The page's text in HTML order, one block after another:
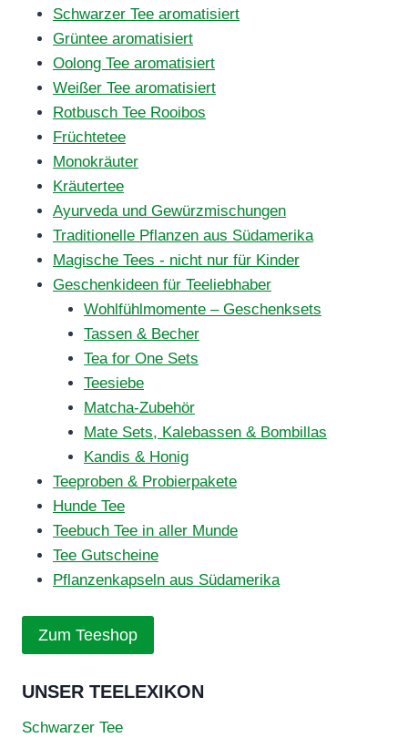
Schwarzer Tee aromatisiert
Grüntee aromatisiert
Oolong Tee aromatisiert
Weißer Tee aromatisiert
Rotbusch Tee Rooibos
Früchtetee
Monokräuter
Kräutertee
Ayurveda und Gewürzmischungen
Traditionelle Pflanzen aus Südamerika
Magische Tees - nicht nur für Kinder
Geschenkideen für Teeliebhaber
Wohlfühlmomente – Geschenksets
Tassen & Becher
Tea for One Sets
Teesiebe
Matcha-Zubehör
Mate Sets, Kalebassen & Bombillas
Kandis & Honig
Teeproben & Probierpakete
Hunde Tee
Teebuch Tee in aller Munde
Tee Gutscheine
Pflanzenkapseln aus Südamerika
Zum Teeshop
UNSER TEELEXIKON
Schwarzer Tee